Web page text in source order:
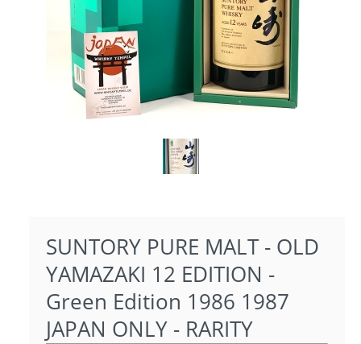
SUNTORY PURE MALT - OLD
YAMAZAKI 12 EDITION -
Green Edition 1986 1987
JAPAN ONLY - RARITY